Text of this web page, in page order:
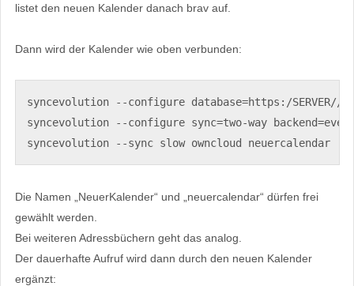
listet den neuen Kalender danach brav auf.
Dann wird der Kalender wie oben verbunden:
syncevolution --configure database=https:/SERVER//
syncevolution --configure sync=two-way
syncevolution --sync slow owncloud neuercalendar
Die Namen „NeuerKalender“ und „neuercalendar“ dürfen frei
gewählt werden.
Bei weiteren Adressbüchern geht das analog.
Der dauerhafte Aufruf wird dann durch den neuen Kalender
ergänzt: